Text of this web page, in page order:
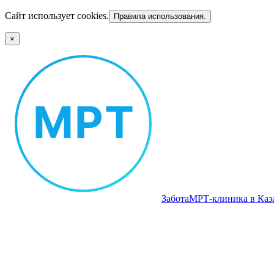
Сайт использует cookies. Правила использования.
×
ЗаботаМРТ‑клиника в